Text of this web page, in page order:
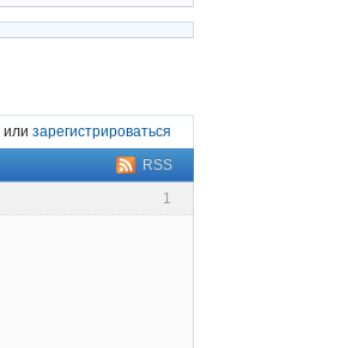
или зарегистрироваться
RSS
1